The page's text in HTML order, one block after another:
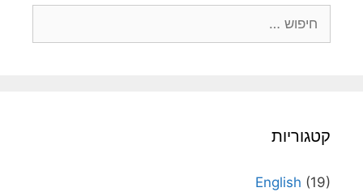
קטגוריות
English (19)